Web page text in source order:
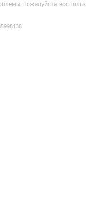
пожалуйста,